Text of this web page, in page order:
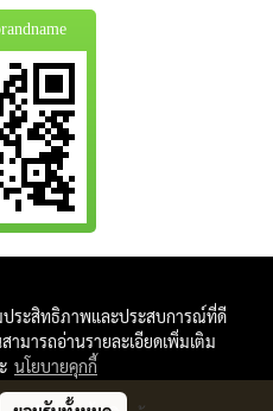
were taken by
Team.
ประสิทธิภาพและประสบการณ์ที่ดี
ามารถอ่านรายละเอียดเพิ่มเติม
นโยบายคุกกี้